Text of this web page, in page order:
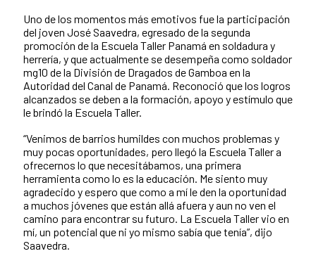
Uno de los momentos más emotivos fue la participación
del joven José Saavedra, egresado de la segunda
promoción de la Escuela Taller Panamá en soldadura y
herrería, y que actualmente se desempeña como soldador
mg10 de la División de Dragados de Gamboa en la
Autoridad del Canal de Panamá. Reconoció que los logros
alcanzados se deben a la formación, apoyo y estímulo que
le brindó la Escuela Taller.
“Venimos de barrios humildes con muchos problemas y
muy pocas oportunidades, pero llegó la Escuela Taller a
ofrecernos lo que necesitábamos, una primera
herramienta como lo es la educación. Me siento muy
agradecido y espero que como a mí le den la oportunidad
a muchos jóvenes que están allá afuera y aun no ven el
camino para encontrar su futuro. La Escuela Taller vio en
mí, un potencial que ni yo mismo sabía que tenía”, dijo
Saavedra.